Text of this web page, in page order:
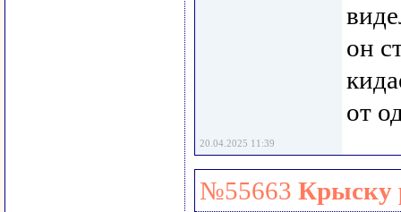
он
от
20.04.2025 11:39
№55663 Крыску